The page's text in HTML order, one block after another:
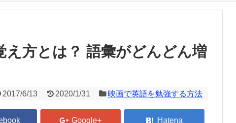
え方とは？ 語彙がどんどん増
2017/6/13 2020/1/31 映画で英語を勉強する方法